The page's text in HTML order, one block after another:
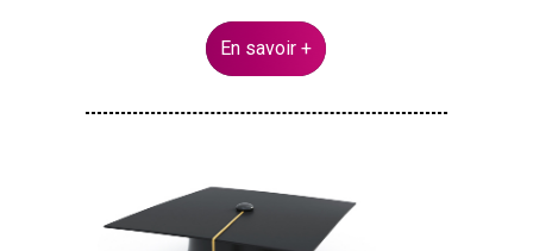
En savoir +